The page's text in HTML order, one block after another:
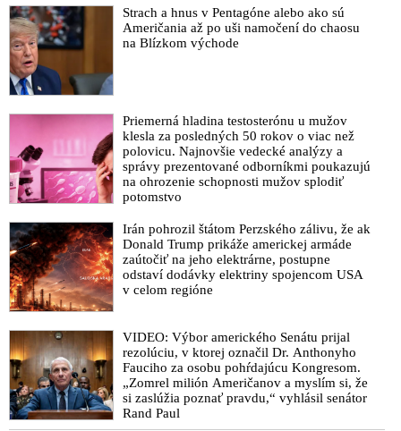
odvolá. Svojho komárňanského kamaráta Hamrana z funkcie
šéfa polície však premiér odvolať nemieni
VIDEO: Predseda parlamentu Boris Kollár aj bývalý premiér
Robert Fico sa v debate zhodli, že na Slovensku došlo k
prevratu a rozvratu. Prezidentku Čaputovú a premiéra Ódora
vysokých predstaviteľov bezpečnostných zložiek okamžite
riešili
Toto je dôsledkom prítomnosti fašistických elementov v našom
justičnom systéme. Režisérom je Čaputová a americká
ambasáda, tvrdí Harabin o zásahu NAKA proti najvyšším
bezpečnostným orgánom štátu
VIDEO: Zločincom na NAKA zostáva už len pár týždňov na
zahľadenie stôp vlastnej trestnej činnosti. Preto útočia na SIS a
NBÚ, ktoré majú na nich dôkazy, tvrdí Kaliňák
VIDEO: Michelko o policajnom puči a útoku Hamranovho
komanda proti najvyšším bezpečnostným orgánom v snahe
dostať sa k informáciám o skupine v polícii podozrivej z
manipulovania trestných konaní
VIDEO: „Tu nejde o vojnu policajtov, ale snaha o uchopenie
totálnej moci v štáte. Toto je pokus progresívcov na čele s
pracovníkov?“ spýtal sa
Strach a hnus v Pentagóne alebo ako sú
Američania až po uši namočení do chaosu
na Blízkom východe
Priemerná hladina testosterónu u mužov
klesla za posledných 50 rokov o viac než
polovicu. Najnovšie vedecké analýzy a
správy prezentované odborníkmi poukazujú
na ohrozenie schopnosti mužov splodiť
potomstvo
Irán pohrozil štátom Perzského zálivu, že ak
Donald Trump prikáže americkej armáde
zaútočiť na jeho elektrárne, postupne
odstaví dodávky elektriny spojencom USA
v celom regióne
VIDEO: Výbor amerického Senátu prijal
rezolúciu, v ktorej označil Dr. Anthonyho
Fauciho za osobu pohŕdajúcu Kongresom.
„Zomrel milión Američanov a myslím si, že
si zaslúžia poznať pravdu,“ vyhlásil senátor
Rand Paul